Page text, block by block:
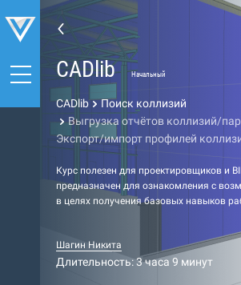
CADlib Начальный
CADlib
Поиск коллизий
Выгрузка отчётов коллизий/
Экспорт/импорт профилей
Курс полезен для проектировщиков и
предназначен для ознакомления с
в целях получения базовых навыков
Шагин Никита
Длительность: 3 часа 9 минут